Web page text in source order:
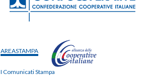
AREASTAMPA
I Comunicati Stampa